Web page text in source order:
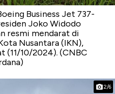
Business Jet 737-
Joko Widodo
resmi mendarat di
Nusantara (IKN),
(11/10/2024). (CNBC
2/6